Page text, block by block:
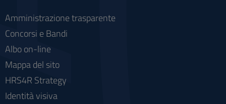
Amministrazione trasparente
Concorsi e Bandi
Albo on-line
Mappa del sito
HRS4R Strategy
Identità visiva